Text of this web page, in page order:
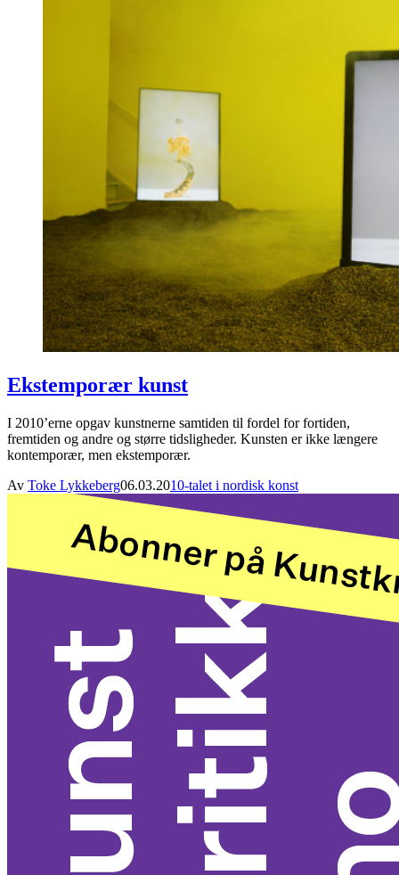
Ekstemporær kunst
I 2010’erne opgav kunstnerne samtiden til fordel for fortiden,
fremtiden og andre og større tidsligheder. Kunsten er ikke længere
kontemporær, men ekstemporær.
Av Toke Lykkeberg06.03.2010-talet i nordisk konst